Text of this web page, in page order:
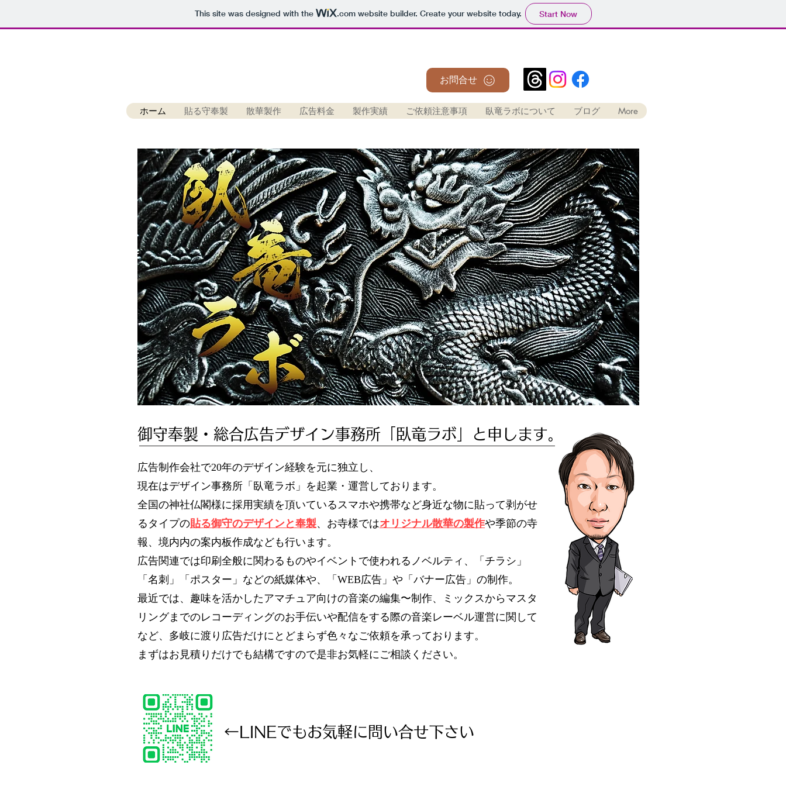
This site was designed with the .comwebsite builder. Create your website today. Start Now
ホーム 貼る守奉製 散華製作 広告料金 製作実績 ご依頼注意事項 臥竜ラボについて ブログ More
お問合せ
御守奉製・総合広告デザイン事務所「臥竜ラボ」と申します。
広告制作会社で20年のデザイン経験を元に独立し、
現在はデザイン事務所「臥竜ラボ」を起業・運営しております。
全国の神社仏閣様に採用実績を頂いているスマホや携帯など身近な物に貼って剥がせ
るタイプの貼る御守のデザインと奉製、お寺様ではオリジナル散華の製作や季節の寺
報、境内内の案内板作成なども行います。
広告関連では印刷全般に関わるものやイベントで使われるノベルティ、「チラシ」
「名刺」「ポスター」などの紙媒体や、「WEB広告」や「バナー広告」の制作。
最近では、趣味を活かしたアマチュア向けの音楽の編集〜制作、ミックスからマスタ
リングまでのレコーディングのお手伝いや配信をする際の音楽レーベル運営に関して
など、多岐に渡り広告だけにとどまらず色々なご依頼を承っております。
まずはお見積りだけでも結構ですので是非お気軽にご相談ください。
←LINEでもお気軽に問い合せ下さい